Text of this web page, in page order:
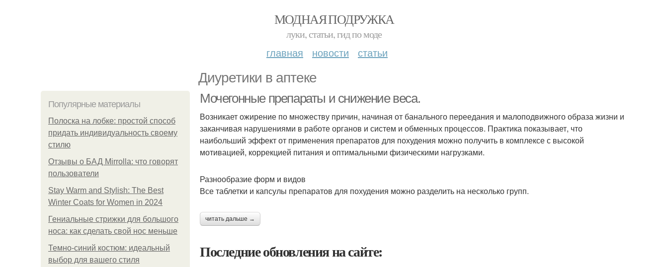
МОДНАЯ ПОДРУЖКА
луки, статьи, гид по моде
главная новости статьи
Диуретики в аптеке
Популярные материалы
Полоска на лобке: простой способ
придать индивидуальность своему
стилю
Отзывы о БАД Mirrolla: что говорят
пользователи
Stay Warm and Stylish: The Best
Winter Coats for Women in 2024
Гениальные стрижки для большого
носа: как сделать свой нос меньше
Темно-синий костюм: идеальный
выбор для вашего стиля
Мочегонные препараты и снижение веса.
Возникает ожирение по множеству причин, начиная от банального переедания и малоподвижного образа жизни и
заканчивая нарушениями в работе органов и систем и обменных процессов. Практика показывает, что
наибольший эффект от применения препаратов для похудения можно получить в комплексе с высокой
мотивацией, коррекцией питания и оптимальными физическими нагрузками.
Разнообразие форм и видов
Все таблетки и капсулы препаратов для похудения можно разделить на несколько групп.
читать дальше →
Последние обновления на сайте: